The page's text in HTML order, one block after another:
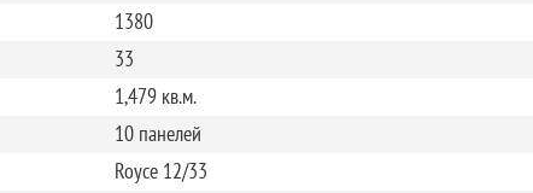
1380
33
1,479 кв.м.
10 панелей
Royce 12/33